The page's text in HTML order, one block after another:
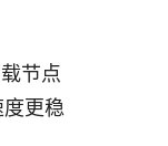
节点
更稳